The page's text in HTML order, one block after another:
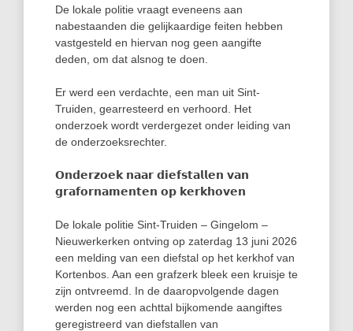
De lokale politie vraagt eveneens aan
nabestaanden die gelijkaardige feiten hebben
vastgesteld en hiervan nog geen aangifte
deden, om dat alsnog te doen.
Er werd een verdachte, een man uit Sint-
Truiden, gearresteerd en verhoord. Het
onderzoek wordt verdergezet onder leiding van
de onderzoeksrechter.
𝗢𝗻𝗱𝗲𝗿𝘇𝗼𝗲𝗸 𝗻𝗮𝗮𝗿 𝗱𝗶𝗲𝗳𝘀𝘁𝗮𝗹𝗹𝗲𝗻 𝘃𝗮𝗻
𝗴𝗿𝗮𝗳𝗼𝗿𝗻𝗮𝗺𝗲𝗻𝘁𝗲𝗻 𝗼𝗽 𝗸𝗲𝗿𝗸𝗵𝗼𝘃𝗲𝗻
De lokale politie Sint-Truiden – Gingelom –
Nieuwerkerken ontving op zaterdag 13 juni 2026
een melding van een diefstal op het kerkhof van
Kortenbos. Aan een grafzerk bleek een kruisje te
zijn ontvreemd. In de daaropvolgende dagen
werden nog een achttal bijkomende aangiftes
geregistreerd van diefstallen van